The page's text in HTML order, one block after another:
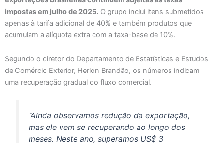
impostas em julho de 2025. O grupo inclui itens submetidos
apenas à tarifa adicional de 40% e também produtos que
acumulam a alíquota extra com a taxa-base de 10%.
Segundo o diretor do Departamento de Estatísticas e Estudos
de Comércio Exterior, Herlon Brandão, os números indicam
uma recuperação gradual do fluxo comercial.
“Ainda observamos redução da exportação,
mas ele vem se recuperando ao longo dos
meses. Neste ano, superamos US$ 3